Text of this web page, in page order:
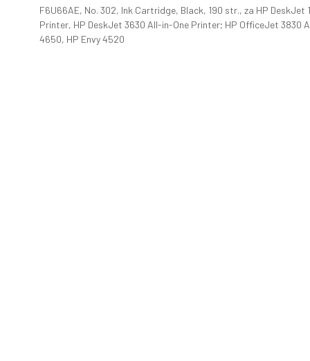
F6U66AE, No. 302, Ink Cartridge, Black, 190 str., za HP DeskJet
Printer, HP DeskJet 3630 All-in-One Printer; HP OfficeJet 3830
4650, HP Envy 4520